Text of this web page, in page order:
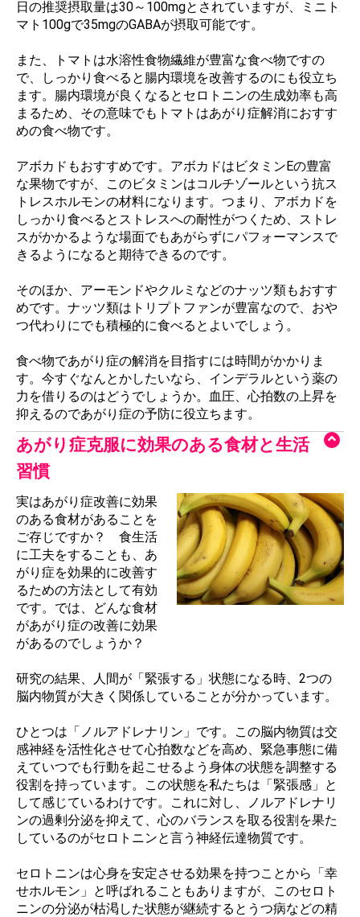
日の推奨摂取量は30～100mgとされていますが、ミニト
マト100gで35mgのGABAが摂取可能です。
また、トマトは水溶性食物繊維が豊富な食べ物ですの
で、しっかり食べると腸内環境を改善するのにも役立ち
ます。腸内環境が良くなるとセロトニンの生成効率も高
まるため、その意味でもトマトはあがり症解消におすす
めの食べ物です。
アボカドもおすすめです。アボカドはビタミンEの豊富
な果物ですが、このビタミンはコルチゾールという抗ス
トレスホルモンの材料になります。つまり、アボカドを
しっかり食べるとストレスへの耐性がつくため、ストレ
スがかかるような場面でもあがらずにパフォーマンスで
きるようになると期待できるのです。
そのほか、アーモンドやクルミなどのナッツ類もおすす
めです。ナッツ類はトリプトファンが豊富なので、おや
つ代わりにでも積極的に食べるとよいでしょう。
食べ物であがり症の解消を目指すには時間がかかりま
す。今すぐなんとかしたいなら、インデラルという薬の
力を借りるのはどうでしょうか。血圧、心拍数の上昇を
抑えるのであがり症の予防に役立ちます。
あがり症克服に効果のある食材と生活
習慣
実はあがり症改善に効果
のある食材があることを
ご存じですか？ 食生活
に工夫をすることも、あ
がり症を効果的に改善す
るための方法として有効
です。では、どんな食材
があがり症の改善に効果
があるのでしょうか？
研究の結果、人間が「緊張する」状態になる時、2つの
脳内物質が大きく関係していることが分かっています。
ひとつは「ノルアドレナリン」です。この脳内物質は交
感神経を活性化させて心拍数などを高め、緊急事態に備
えていつでも行動を起こせるよう身体の状態を調整する
役割を持っています。この状態を私たちは「緊張感」と
して感じているわけです。これに対し、ノルアドレナリ
ンの過剰分泌を抑えて、心のバランスを取る役割を果た
しているのがセロトニンと言う神経伝達物質です。
セロトニンは心身を安定させる効果を持つことから「幸
せホルモン」と呼ばれることもありますが、このセロト
ニンの分泌が枯渇した状態が継続するとうつ病などの精